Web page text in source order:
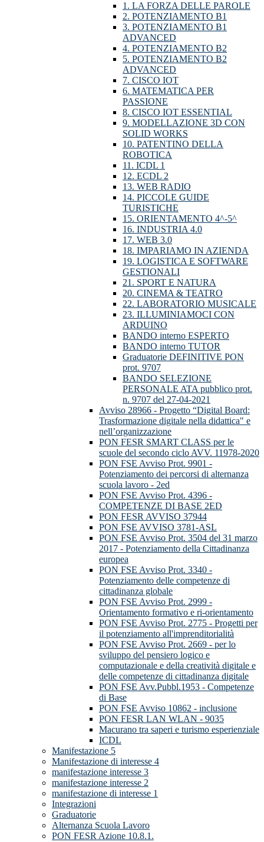
1. LA FORZA DELLE PAROLE
2. POTENZIAMENTO B1
3. POTENZIAMENTO B1
ADVANCED
4. POTENZIAMENTO B2
5. POTENZIAMENTO B2
ADVANCED
7. CISCO IOT
6. MATEMATICA PER
PASSIONE
8. CISCO IOT ESSENTIAL
9. MODELLAZIONE 3D CON
SOLID WORKS
10. PATENTINO DELLA
ROBOTICA
11. ICDL 1
12. ECDL 2
13. WEB RADIO
14. PICCOLE GUIDE
TURISTICHE
15. ORIENTAMENTO 4^-5^
16. INDUSTRIA 4.0
17. WEB 3.0
18. IMPARIAMO IN AZIENDA
19. LOGISTICA E SOFTWARE
GESTIONALI
21. SPORT E NATURA
20. CINEMA & TEATRO
22. LABORATORIO MUSICALE
23. ILLUMINIAMOCI CON
ARDUINO
BANDO interno ESPERTO
BANDO interno TUTOR
Graduatorie DEFINITIVE PON
prot. 9707
BANDO SELEZIONE
PERSONALE ATA pubblico prot.
n. 9707 del 27-04-2021
Avviso 28966 - Progetto “Digital Board:
Trasformazione digitale nella didattica" e
nell’organizzazione
PON FESR SMART CLASS per le
scuole del secondo ciclo AVV. 11978-2020
PON FSE Avviso Prot. 9901 -
Potenziamento dei percorsi di alternanza
scuola lavoro - 2ed
PON FSE Avviso Prot. 4396 -
COMPETENZE DI BASE 2ED
PON FESR AVVISO 37944
PON FSE AVVISO 3781-ASL
PON FSE Avviso Prot. 3504 del 31 marzo
2017 - Potenziamento della Cittadinanza
europea
PON FSE Avviso Prot. 3340 -
Potenziamento delle competenze di
cittadinanza globale
PON FSE Avviso Prot. 2999 -
Orientamento formativo e ri-orientamento
PON FSE Avviso Prot. 2775 - Progetti per
il potenziamento all'imprenditorialità
PON FSE Avviso Prot. 2669 - per lo
sviluppo del pensiero logico e
computazionale e della creatività digitale e
delle competenze di cittadinanza digitale
PON FSE Avv.Pubbl.1953 - Competenze
di Base
PON FSE Avviso 10862 - inclusione
PON FESR LAN WLAN - 9035
Macurano tra saperi e turismo esperienziale
ICDL
Manifestazione 5
Manifestazione di interesse 4
manifestazione interesse 3
manifestazione interesse 2
manifestazione di interesse 1
Integrazioni
Graduatorie
Alternanza Scuola Lavoro
PON FESR Azione 10.8.1.